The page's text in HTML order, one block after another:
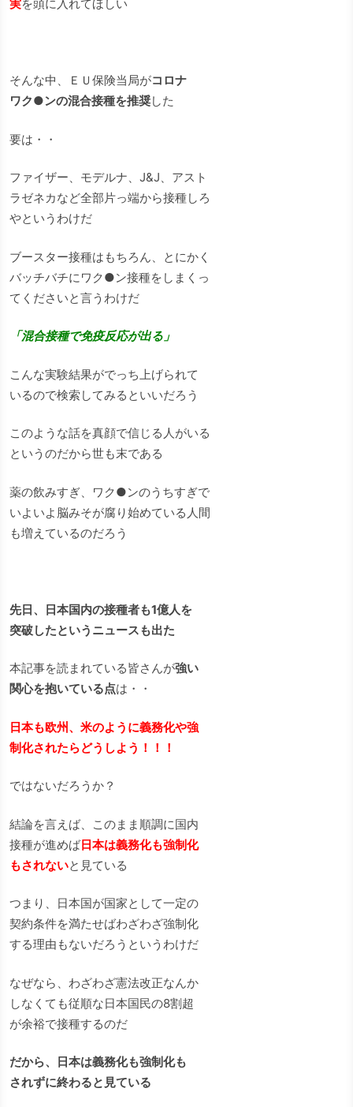
実を頭に入れてほしい
そんな中、ＥＵ保険当局がコロナ
ワク●ンの混合接種を推奨した
要は・・
ファイザー、モデルナ、J&J、アスト
ラゼネカなど全部片っ端から接種しろ
やというわけだ
ブースター接種はもちろん、とにかく
バッチバチにワク●ン接種をしまくっ
てくださいと言うわけだ
「混合接種で免疫反応が出る」
こんな実験結果がでっち上げられて
いるので検索してみるといいだろう
このような話を真顔で信じる人がいる
というのだから世も末である
薬の飲みすぎ、ワク●ンのうちすぎで
いよいよ脳みそが腐り始めている人間
も増えているのだろう
先日、日本国内の接種者も1億人を
突破したというニュースも出た
本記事を読まれている皆さんが強い
関心を抱いている点は・・
日本も欧州、米のように義務化や強
制化されたらどうしよう！！！
ではないだろうか？
結論を言えば、このまま順調に国内
接種が進めば日本は義務化も強制化
もされないと見ている
つまり、日本国が国家として一定の
契約条件を満たせばわざわざ強制化
する理由もないだろうというわけだ
なぜなら、わざわざ憲法改正なんか
しなくても従順な日本国民の8割超
が余裕で接種するのだ
だから、日本は義務化も強制化も
されずに終わると見ている